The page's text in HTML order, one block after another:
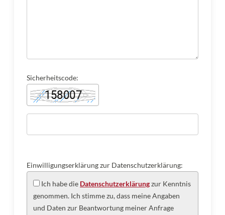
Sicherheitscode:
Einwilligungserklärung zur Datenschutzerklärung:
Ich habe die Datenschutzerklärungzur Kenntnis
genommen. Ich stimme zu, dass meine Angaben
und Daten zur Beantwortung meiner Anfrage